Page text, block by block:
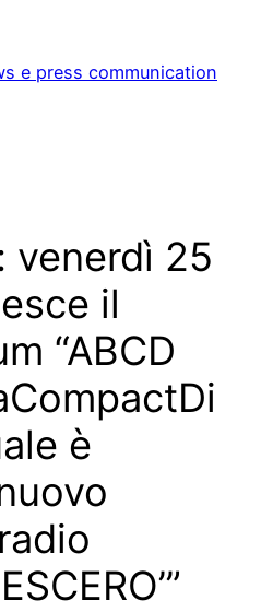
e press communication
venerdì 25
il
“ABCD
è